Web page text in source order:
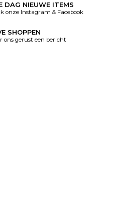
DAG NIEUWE ITEMS
onze Instagram & Facebook
SHOPPEN
ons gerust een bericht